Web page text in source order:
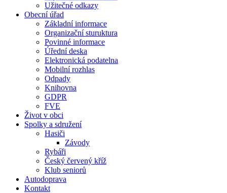
Užitečné odkazy
Obecní úřad
Základní informace
Organizační sturuktura
Povinné informace
Úřední deska
Elektronická podatelna
Mobilní rozhlas
Odpady
Knihovna
GDPR
FVE
Život v obci
Spolky a sdružení
Hasiči
Závody
Rybáři
Český červený kříž
Klub seniorů
Autodoprava
Kontakt